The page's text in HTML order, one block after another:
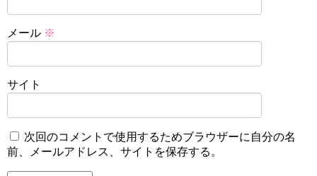
メール ※
サイト
次回のコメントで使用するためブラウザーに自分の名
前、メールアドレス、サイトを保存する。